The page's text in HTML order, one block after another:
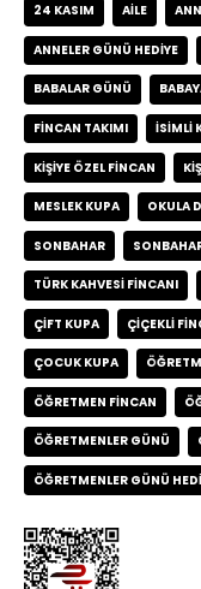
24 KASIM AILE
ANNELER GÜNÜ HEDIYE
BABALAR GÜNÜ
FINCAN TAKIMI ISIMLI
KIŞIYE ÖZEL FINCAN
MESLEK KUPA OKULA
SONBAHAR
TÜRK KAHVESI FINCANI
ÇIFT KUPA ÇIÇEKLI
ÇOCUK KUPA
ÖĞRETMEN FINCAN
ÖĞRETMENLER GÜNÜ
ÖĞRETMENLER GÜNÜ